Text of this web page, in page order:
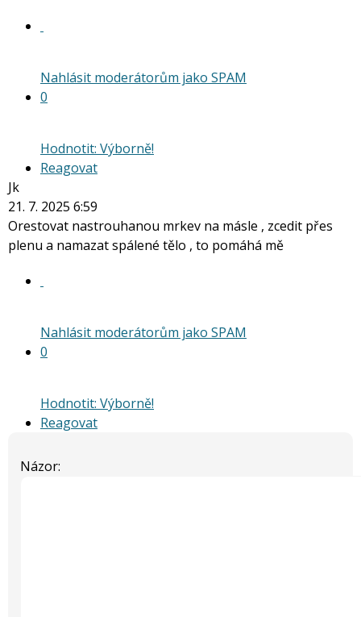
Nahlásit moderátorům jako SPAM
0
Hodnotit: Výborně!
Reagovat
Jk
21. 7. 2025 6:59
Orestovat nastrouhanou mrkev na másle , zcedit přes
plenu a namazat spálené tělo , to pomáhá mě
Nahlásit moderátorům jako SPAM
0
Hodnotit: Výborně!
Reagovat
Názor: